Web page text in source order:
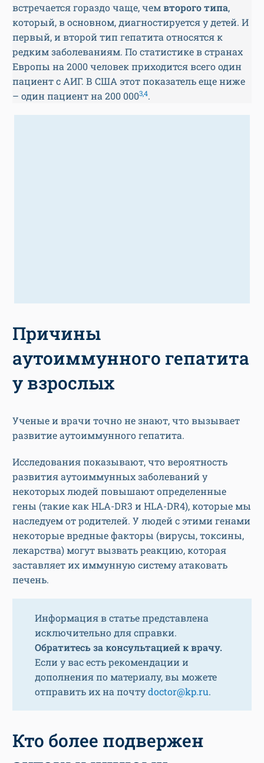
встречается гораздо чаще, чемвторого типа,
который, в основном, диагностируется у детей. И
первый, и второй тип гепатита относятся к
редким заболеваниям. По статистике в странах
Европы на 2000 человек приходится всего один
пациент с АИГ. В США этот показатель еще ниже
– один пациент на 200 0003,4.
Причины
аутоиммунного гепатита
у взрослых
Ученые и врачи точно не знают, что вызывает
развитие аутоиммунного гепатита.
Исследования показывают, что вероятность
развития аутоиммунных заболеваний у
некоторых людей повышают определенные
гены (такие как HLA-DR3 и HLA-DR4), которые мы
наследуем от родителей. У людей с этими генами
некоторые вредные факторы (вирусы, токсины,
лекарства) могут вызвать реакцию, которая
заставляет их иммунную систему атаковать
печень.
Информация в статье представлена
исключительно для справки.
Обратитесь за консультацией к врачу.
Если у вас есть рекомендации и
дополнения по материалу, вы можете
отправить их на почтуdoctor@kp.ru.
Кто более подвержен